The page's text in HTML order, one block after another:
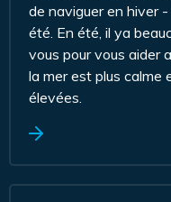
de naviguer en hiver
été. En été, il ya
vous pour vous aider
la mer est plus calme
élevées.